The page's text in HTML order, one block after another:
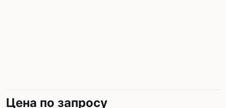
Цена по запросу